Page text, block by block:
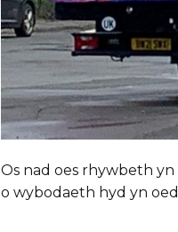
Os nad oes rhywbeth
o wybodaeth hyd yn